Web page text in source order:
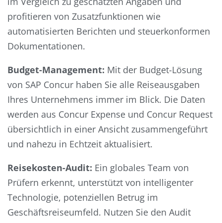
profitieren von Zusatzfunktionen wie
automatisierten Berichten und steuerkonformen
Dokumentationen.
Budget-Management: Mit der Budget-Lösung
von SAP Concur haben Sie alle Reiseausgaben
Ihres Unternehmens immer im Blick. Die Daten
werden aus Concur Expense und Concur Request
übersichtlich in einer Ansicht zusammengeführt
und nahezu in Echtzeit aktualisiert.
Reisekosten-Audit: Ein globales Team von
Prüfern erkennt, unterstützt von intelligenter
Technologie, potenziellen Betrug im
Geschäftsreiseumfeld. Nutzen Sie den Audit